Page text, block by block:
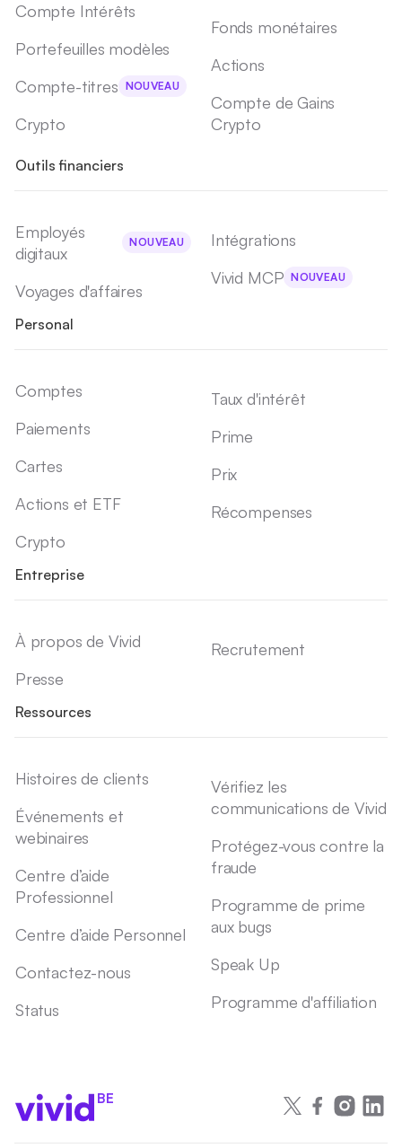
Compte Intérêts
Portefeuilles modèles
Compte-titres NOUVEAU
Crypto
Fonds monétaires
Actions
Compte de Gains
Crypto
Outils financiers
Employés
digitaux
NOUVEAU
Voyages d'affaires
Intégrations
Vivid MCP NOUVEAU
Personal
Comptes
Paiements
Cartes
Actions et ETF
Crypto
Taux d'intérêt
Prime
Prix
Récompenses
Entreprise
À propos de Vivid
Presse
Recrutement
Ressources
Histoires de clients
Événements et
webinaires
Centre d’aide
Professionnel
Centre d’aide Personnel
Contactez-nous
Status
Vérifiez les
communications de Vivid
Protégez-vous contre la
fraude
Programme de prime
aux bugs
Speak Up
Programme d'affiliation
BE